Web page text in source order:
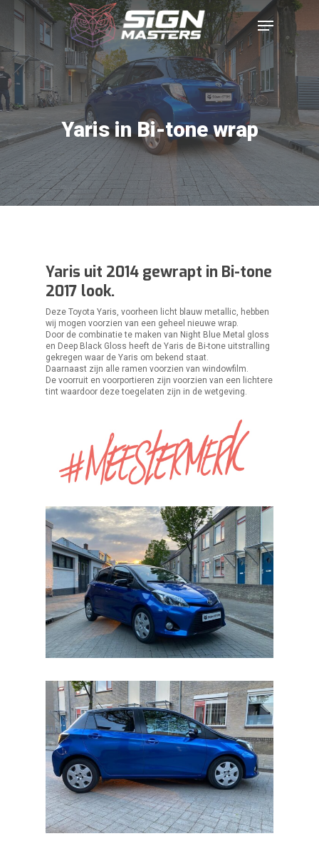
Yaris in Bi-tone wrap
Yaris uit 2014 gewrapt in Bi-tone
2017 look.
Deze Toyota Yaris, voorheen licht blauw metallic, hebben
wij mogen voorzien van een geheel nieuwe wrap.
Door de combinatie te maken van Night Blue Metal gloss
en Deep Black Gloss heeft de Yaris de Bi-tone uitstralling
gekregen waar de Yaris om bekend staat.
Daarnaast zijn alle ramen voorzien van windowfilm.
De voorruit en voorportieren zijn voorzien van een lichtere
tint waardoor deze toegelaten zijn in de wetgeving.